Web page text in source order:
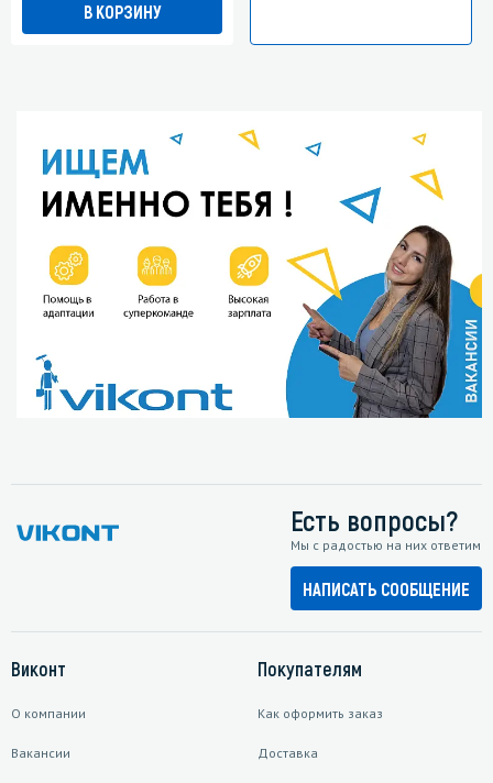
В КОРЗИНУ
Есть вопросы?
Мы с радостью на них ответим
НАПИСАТЬ СООБЩЕНИЕ
Виконт
О компании
Вакансии
Покупателям
Как оформить заказ
Доставка